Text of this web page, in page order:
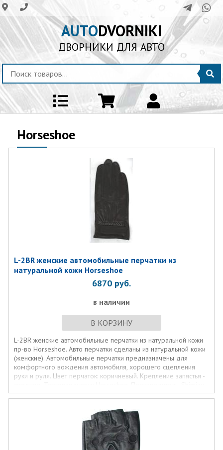
AUTODVORNIKI
ДВОРНИКИ ДЛЯ АВТО
Horseshoe
L-2BR женские автомобильные перчатки из
натуральной кожи Horseshoe
6870 руб.
в наличии
В КОРЗИНУ
L-2BR женские автомобильные перчатки из натуральной кожи
пр-во Horseshoe. Авто перчатки сделаны из натуральной кожи
(женские). Автомобильные перчатки предназначены для
комфортного вождения автомобиля, хорошего сцепления
руки и руля. Цвет перчаток: коричневый. Крепление запястья -
& Co., Ltd (Япония). Размер водительских женских перчаток 7